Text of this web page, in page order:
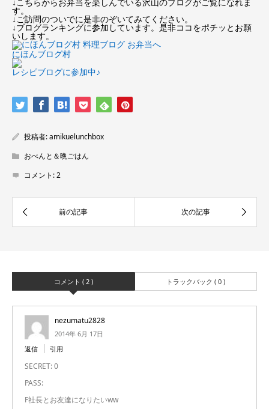
す。
↓ご訪問のついでに是非のぞいてみてください。
↓ブログランキングに参加しています。是非ココをポチッとお願
いします。
にほんブログ村
レシピブログに参加中♪
投稿者:amikuelunchbox
おべんと＆晩ごはん
コメント:2
コメント ( 2 ) トラックバック ( 0 )
nezumatu2828
2014年 6月 17日
返信
引用
SECRET: 0
PASS:
F社長とお友達になりたいww